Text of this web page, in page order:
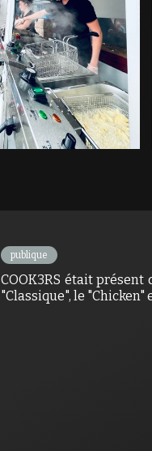
publique
COOK3RS était présent
"Classique", le "Chicken"